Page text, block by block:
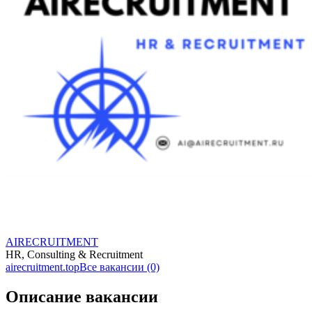
AIRECRUITMENT
HR, Consulting & Recruitment
airecruitment.topВсе вакансии (0)
Описание вакансии